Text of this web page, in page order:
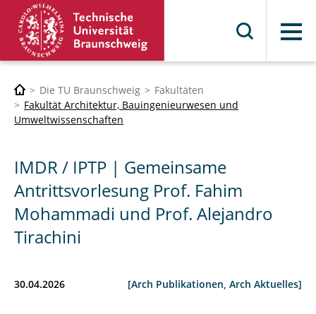
Menü
Die TU Braunschweig
Fakultäten
Fakultät Architektur, Bauingenieurwesen und
Umweltwissenschaften
IMDR / IPTP | Gemeinsame
Antrittsvorlesung Prof. Fahim
Mohammadi und Prof. Alejandro
Tirachini
30.04.2026 [Arch Publikationen, Arch Aktuelles]